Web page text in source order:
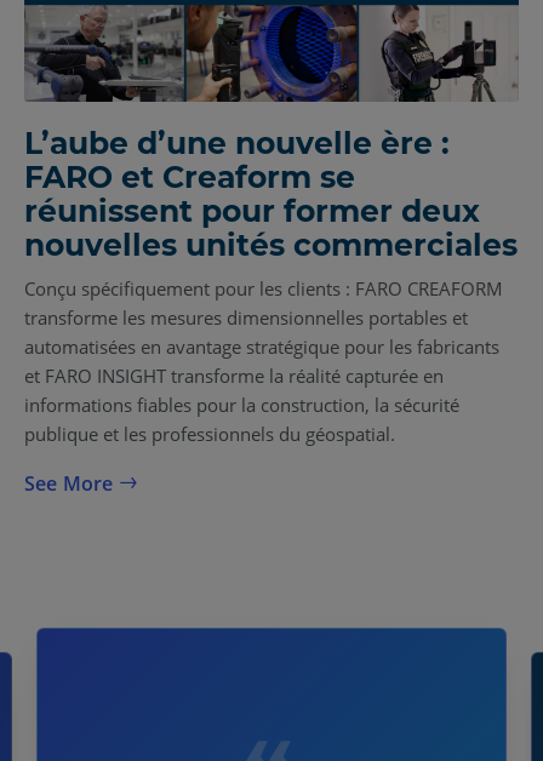
L’aube d’une nouvelle ère :
FARO et Creaform se
réunissent pour former deux
nouvelles unités commerciales
Conçu spécifiquement pour les clients : FARO CREAFORM
transforme les mesures dimensionnelles portables et
automatisées en avantage stratégique pour les fabricants
et FARO INSIGHT transforme la réalité capturée en
informations fiables pour la construction, la sécurité
publique et les professionnels du géospatial.
See More